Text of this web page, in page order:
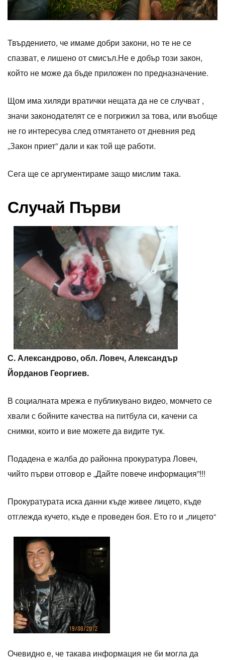
Твърдението, че имаме добри закони, но те не се
спазват, е лишено от смисъл.Не е добър този закон,
който не може да бъде приложен по предназначение.
Щом има хиляди вратички нещата да не се случват ,
значи законодателят се е погрижил за това, или въобще
не го интересува след отмятането от дневния ред
„Закон приет” дали и как той ще работи.
Сега ще се аргументираме защо мислим така.
Случай Първи
С. Александрово, обл. Ловеч, Александър
Йорданов Георгиев.
В социалната мрежа е публикувано видео, момчето се
хвали с бойните качества на питбула си, качени са
снимки, които и вие можете да видите тук.
Подадена е жалба до районна прокуратура Ловеч,
чийто първи отговор е „Дайте повече информация”!!!
Прокуратурата иска данни къде живее лицето, къде
отглежда кучето, къде е проведен боя. Ето го и „лицето“
Очевидно е, че такава информация не би могла да